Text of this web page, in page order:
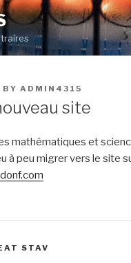
BY ADMIN4315
site
mathématiques et
à peu migrer vers le site
STAV